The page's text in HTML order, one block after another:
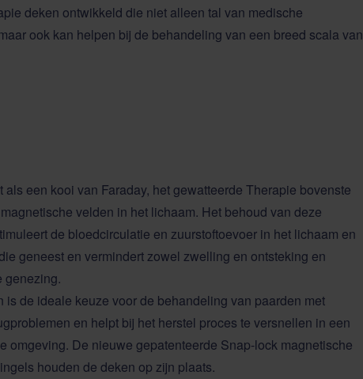
deken ontwikkeld die niet alleen tal van medische
ook kan helpen bij de behandeling van een breed scala van
als een kooi van Faraday, het gewatteerde Therapie bovenste
velden in het lichaam. Het behoud van deze
de bloedcirculatie en zuurstoftoevoer in het lichaam en
geneest en vermindert zowel zwelling en ontsteking en
genezing.
is de ideale keuze voor de behandeling van paarden met
en helpt bij het ​​herstel proces te versnellen in een
omgeving. De nieuwe gepatenteerde Snap-lock magnetische
houden de deken op zijn plaats.